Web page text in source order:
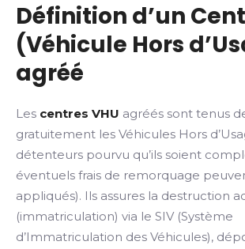
Définition d’un
(Véhicule Hors
agréé
Les centres VHU agréés sont tenus
gratuitement les Véhicules Hors
détenteurs pourvu qu’ils soient
éventuels frais de remorquage
appliqués). Ils assures la destruction
(immatriculation) via le SIV (Système
d’Immatriculation des Véhicules),